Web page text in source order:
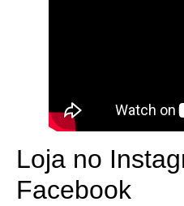
Loja no
Facebook